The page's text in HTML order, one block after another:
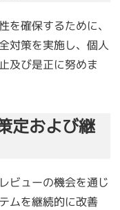
を確保するために、
対策を実施し、個人
及び是正に努めま
定および継
ビューの機会を通じ
ムを継続的に改善